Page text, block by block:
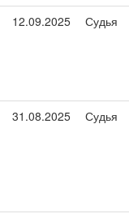
12.09.2025 Судья
31.08.2025 Судья